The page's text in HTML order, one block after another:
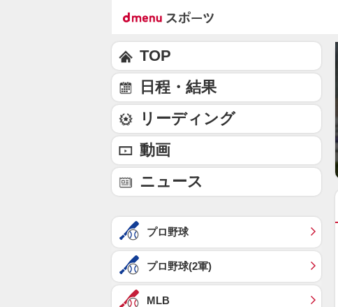
TOP
日程・結果
リーディング
動画
ニュース
プロ野球
プロ野球(2軍)
MLB